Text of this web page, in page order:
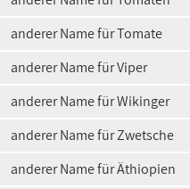
anderer Name für Tomate
anderer Name für Viper
anderer Name für Wikinger
anderer Name für Zwetsche
anderer Name für Äthiopien